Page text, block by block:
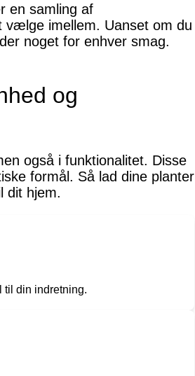
en samling af
vælge imellem. Uanset om du
noget for enhver smag.
og
også i funktionalitet. Disse
formål. Så lad dine planter
dit hjem.
til din indretning.